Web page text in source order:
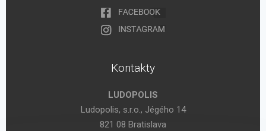
Kontakty
LUDOPOLIS
Ludopolis, s.r.o., Jégého 14
821 08 Bratislava